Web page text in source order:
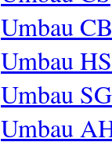
Umbau CB
Umbau HS
Umbau SG
Umbau